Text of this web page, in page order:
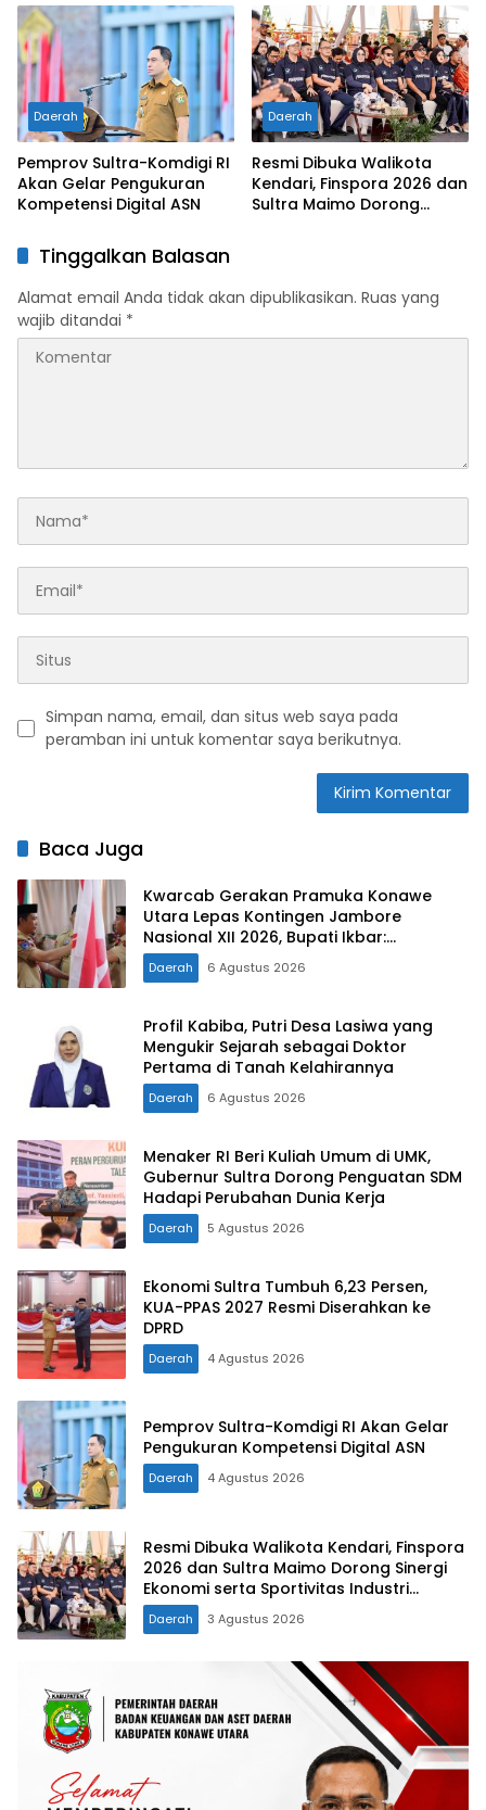
Dunia Kerja
Daerah
Pemprov Sultra-Komdigi RI
Akan Gelar Pengukuran
Kompetensi Digital ASN
Daerah
Resmi Dibuka Walikota
Kendari, Finspora 2026 dan
Sultra Maimo Dorong
Tinggalkan Balasan
Alamat email Anda tidak akan dipublikasikan. Ruas yang
wajib ditandai *
Simpan nama, email, dan situs web saya pada
peramban ini untuk komentar saya berikutnya.
Baca Juga
Kwarcab Gerakan Pramuka Konawe
Utara Lepas Kontingen Jambore
Nasional XII 2026, Bupati Ikbar:
Tunjukkan Karakter Generasi Muda
Konut yang Disiplin dan Berprestasi
Daerah 6 Agustus 2026
Profil Kabiba, Putri Desa Lasiwa yang
Mengukir Sejarah sebagai Doktor
Pertama di Tanah Kelahirannya
Daerah 6 Agustus 2026
Menaker RI Beri Kuliah Umum di UMK,
Gubernur Sultra Dorong Penguatan SDM
Hadapi Perubahan Dunia Kerja
Daerah 5 Agustus 2026
Ekonomi Sultra Tumbuh 6,23 Persen,
KUA-PPAS 2027 Resmi Diserahkan ke
DPRD
Daerah 4 Agustus 2026
Pemprov Sultra-Komdigi RI Akan Gelar
Pengukuran Kompetensi Digital ASN
Daerah 4 Agustus 2026
Resmi Dibuka Walikota Kendari, Finspora
2026 dan Sultra Maimo Dorong Sinergi
Ekonomi serta Sportivitas Industri
Keuangan
Daerah 3 Agustus 2026